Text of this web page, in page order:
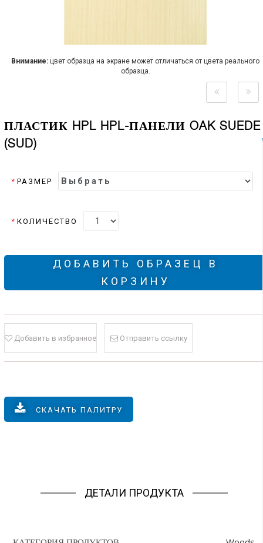
Внимание: цвет образца на экране может отличаться от цвета реального
образца.
ПЛАСТИК HPL HPL-ПАНЕЛИ OAK SUEDE
(SUD)
* РАЗМЕР
* КОЛИЧЕСТВО
ДОБАВИТЬ ОБРАЗЕЦ В
КОРЗИНУ
Добавить в избранное Отправить ссылку
СКАЧАТЬ ПАЛИТРУ
ДЕТАЛИ ПРОДУКТА